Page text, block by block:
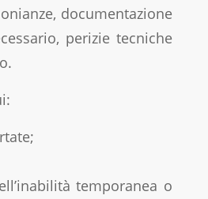
documentazione
perizie tecniche
temporanea o